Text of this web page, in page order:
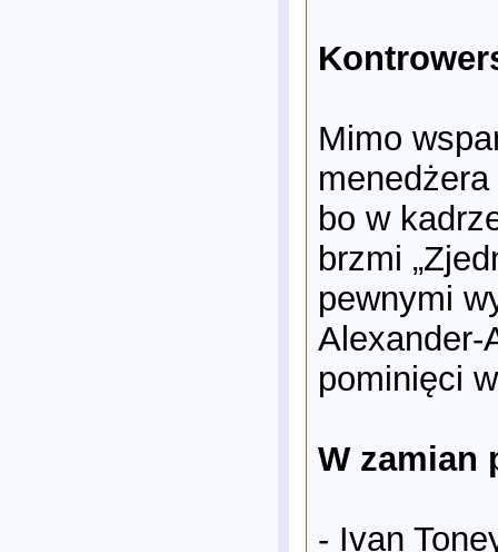
Mimo
bo w
brzmi
pewnymi
Alexander-
pominięci
W zamian
- Ivan